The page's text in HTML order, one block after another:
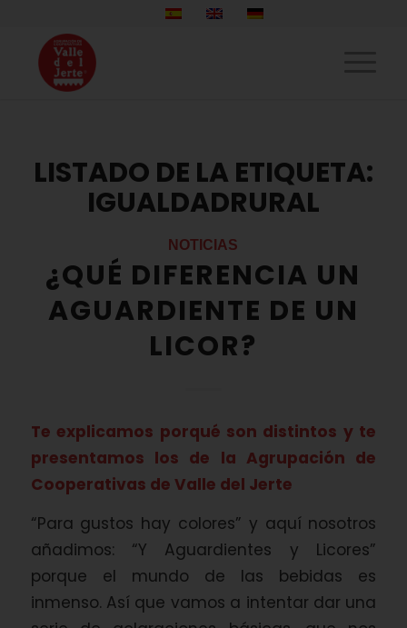
LISTADO DE LA ETIQUETA:
IGUALDADRURAL
NOTICIAS
¿QUÉ DIFERENCIA UN
AGUARDIENTE DE UN
LICOR?
Te explicamos porqué son distintos y te
presentamos los de la Agrupación de
Cooperativas de Valle del Jerte
“Para gustos hay colores” y aquí nosotros
añadimos: “Y Aguardientes y Licores”
porque el mundo de las bebidas es
inmenso. Así que vamos a intentar dar una